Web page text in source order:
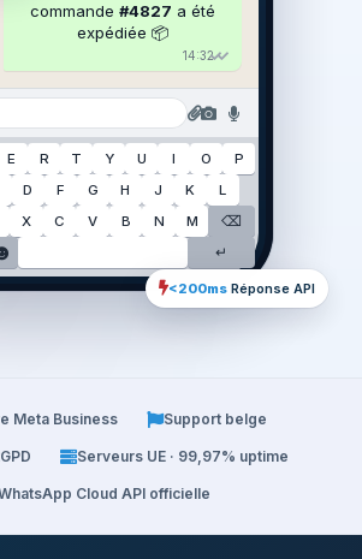
commande #4827 a été
expédiée 📦
14:32
E R T Y U I O
P
D F G H J K
L
X C V B N M
⌫
↵
<200msRéponse API
Meta Business Support belge
Serveurs UE · 99,97% uptime
Cloud API officielle